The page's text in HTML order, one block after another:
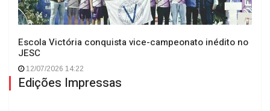
Escola Victória conquista vice-campeonato inédito no
JESC
12/07/2026 14:22
Edições Impressas